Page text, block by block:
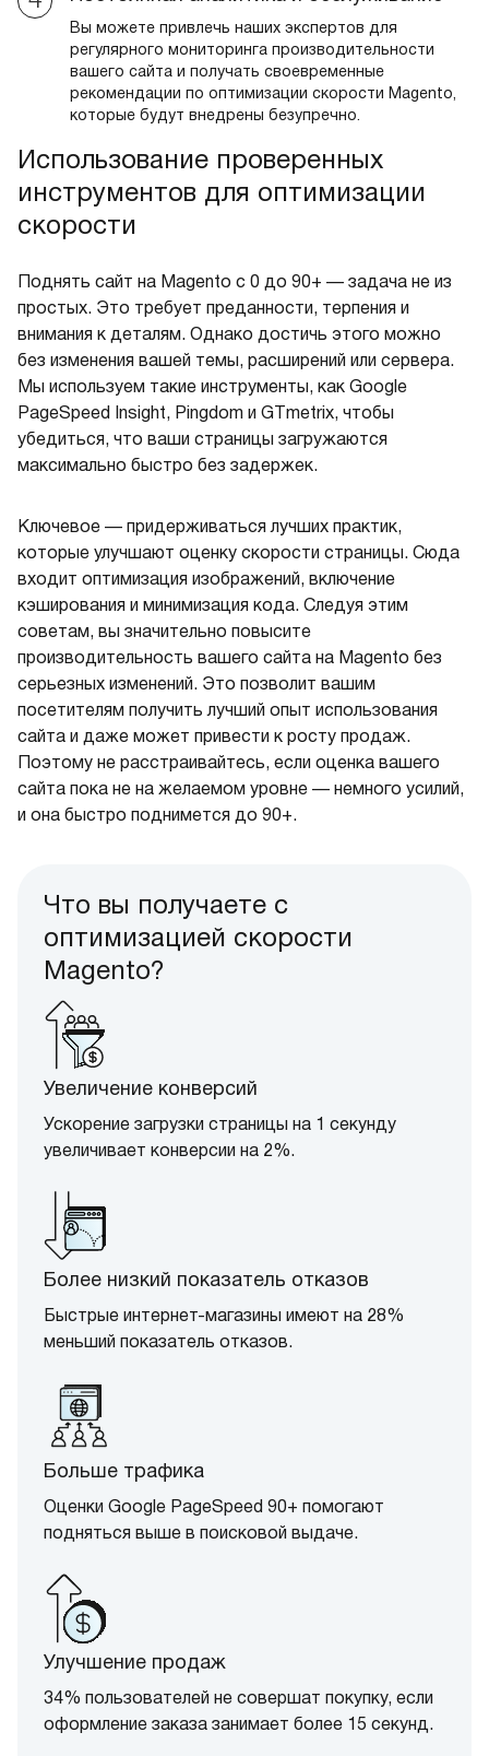
Вы можете привлечь наших экспертов для
регулярного мониторинга производительности
вашего сайта и получать своевременные
рекомендации по оптимизации скорости Magento,
которые будут внедрены безупречно.
Использование проверенных
инструментов для оптимизации
скорости
Поднять сайт на Magento с 0 до 90+ — задача не из
простых. Это требует преданности, терпения и
внимания к деталям. Однако достичь этого можно
без изменения вашей темы, расширений или сервера.
Мы используем такие инструменты, как Google
PageSpeed Insight, Pingdom и GTmetrix, чтобы
убедиться, что ваши страницы загружаются
максимально быстро без задержек.
Ключевое — придерживаться лучших практик,
которые улучшают оценку скорости страницы. Сюда
входит оптимизация изображений, включение
кэширования и минимизация кода. Следуя этим
советам, вы значительно повысите
производительность вашего сайта на Magento без
серьезных изменений. Это позволит вашим
посетителям получить лучший опыт использования
сайта и даже может привести к росту продаж.
Поэтому не расстраивайтесь, если оценка вашего
сайта пока не на желаемом уровне — немного усилий,
и она быстро поднимется до 90+.
Что вы получаете с
оптимизацией скорости
Magento?
Увеличение конверсий
Ускорение загрузки страницы на 1 секунду
увеличивает конверсии на 2%.
Более низкий показатель отказов
Быстрые интернет-магазины имеют на 28%
меньший показатель отказов.
Больше трафика
Оценки Google PageSpeed 90+ помогают
подняться выше в поисковой выдаче.
Улучшение продаж
34% пользователей не совершат покупку, если
оформление заказа занимает более 15 секунд.